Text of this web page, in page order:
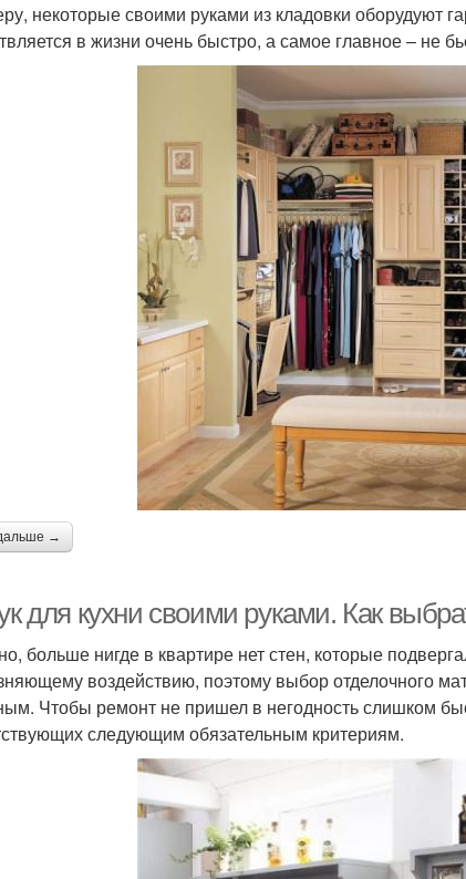
некоторые своими руками из кладовки оборудуют
в жизни очень быстро, а самое главное – не
→
для кухни своими руками. Как
больше нигде в квартире нет стен, которые
воздействию, поэтому выбор отделочного
Чтобы ремонт не пришел в негодность слишком
следующим обязательным критериям.